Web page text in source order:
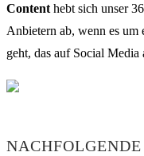
Content hebt sich unser
Anbietern ab, wenn es um
geht, das auf Social Media